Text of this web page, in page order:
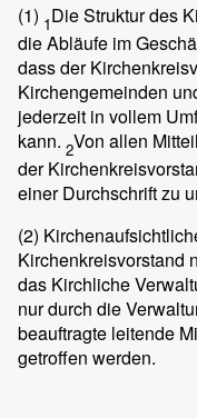
(1) 1Die Struktur des
die Abläufe im
dass der
Kirchengemeinden
jederzeit in vollem
kann. 2Von allen
der
einer Durchschrift zu
(2)
Kirchenkreisvorstand
das Kirchliche
nur durch die
beauftragte leitende
getroffen werden.